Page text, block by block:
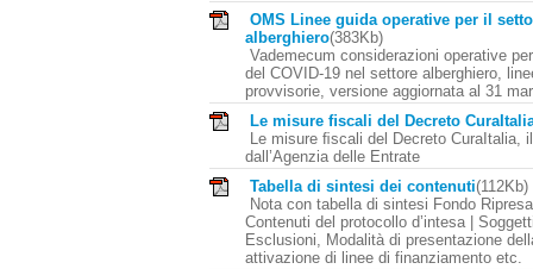
OMS Linee guida operative per il
alberghiero(383Kb)
Vademecum considerazioni operative
del COVID-19 nel settore alberghiero,
provvisorie, versione aggiornata al 31
Le misure ﬁscali del Decreto
Le misure ﬁscali del Decreto CuraItalia,
dall’Agenzia delle Entrate
Tabella di sintesi dei contenuti(112Kb)
Nota con tabella di sintesi Fondo
Contenuti del protocollo d’intesa |
Esclusioni, Modalità di presentazione
attivazione di linee di finanziamento etc.